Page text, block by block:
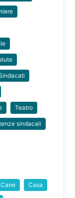
Teatro
sindacali
Cane Casa